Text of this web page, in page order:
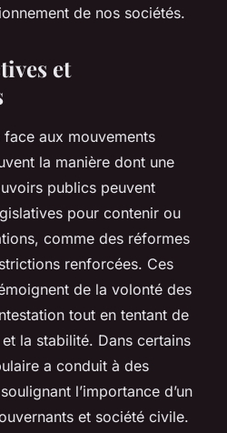
de nos sociétés.
et
aux mouvements
la manière dont une
publics peuvent
pour contenir ou
comme des réformes
renforcées. Ces
de la volonté des
tout en tentant de
la stabilité. Dans certains
a conduit à des
l’importance d’un
et société civile.